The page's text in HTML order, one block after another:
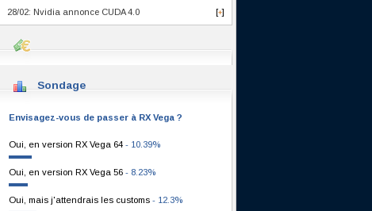
[+]
28/02: Nvidia annonce CUDA 4.0
Sondage
Envisagez-vous de passer à RX Vega ?
Oui, en version RX Vega 64 - 10.39%
Oui, en version RX Vega 56 - 8.23%
Oui, mais j'attendrais les customs - 12.3%